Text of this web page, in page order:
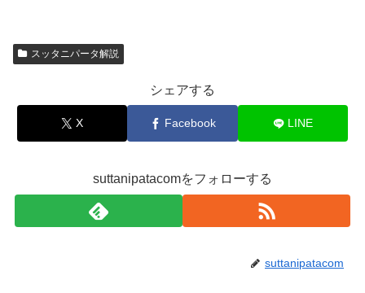
スッタニパータ解説
シェアする
X Facebook LINE
suttanipatacomをフォローする
suttanipatacom